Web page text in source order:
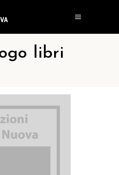
libri